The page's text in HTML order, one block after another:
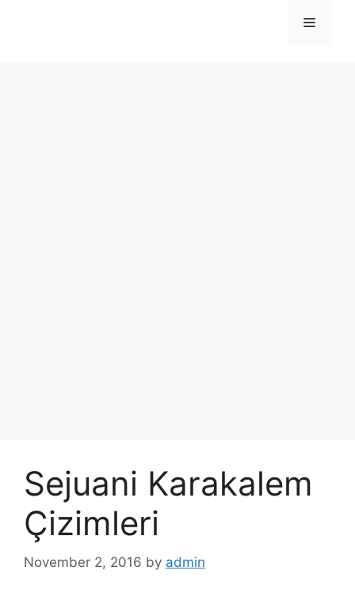
Menu
Sejuani Karakalem
Çizimleri
November 2, 2016 by admin